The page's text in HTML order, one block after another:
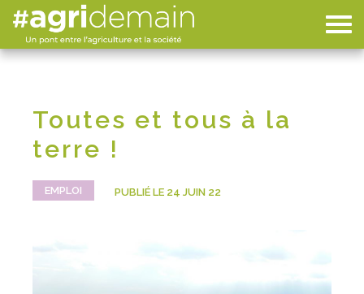
Toutes et tous à la
terre !
EMPLOI PUBLIÉ LE 24 JUIN 22